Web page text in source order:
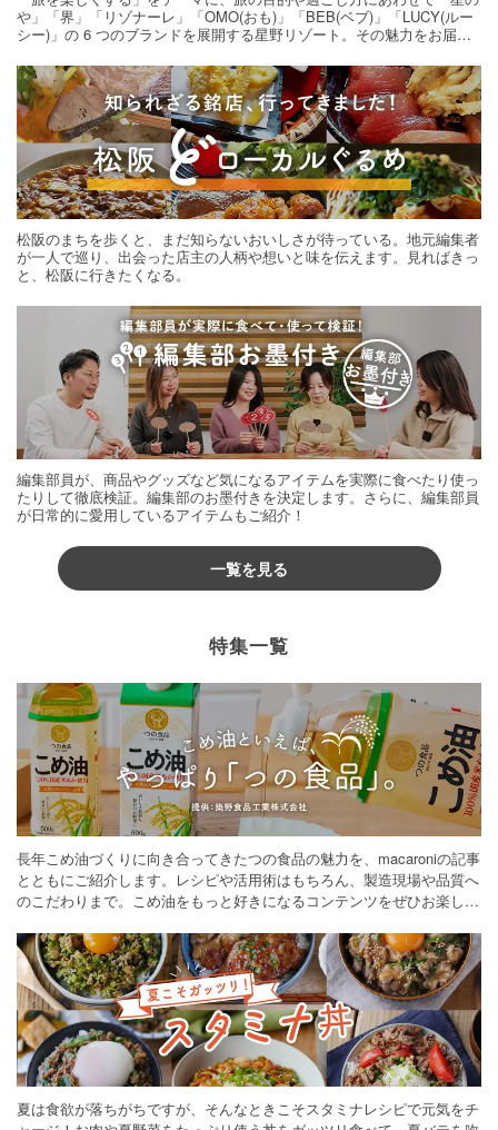
や」「界」「リゾナーレ」「OMO(おも)」「BEB(ベブ)」「LUCY(ルー
シー)」の 6 つのブランドを展開する星野リゾート。その魅力をお届け
松阪のまちを歩くと、まだ知らないおいしさが待っている。地元編集者
が一人で巡り、出会った店主の人柄や想いと味を伝えます。見ればきっ
と、松阪に行きたくなる。
編集部員が、商品やグッズなど気になるアイテムを実際に食べたり使っ
たりして徹底検証。編集部のお墨付きを決定します。さらに、編集部員
が日常的に愛用しているアイテムもご紹介！
一覧を見る
特集一覧
長年こめ油づくりに向き合ってきたつの食品の魅力を、macaroniの記事
とともにご紹介します。レシピや活用術はもちろん、製造現場や品質へ
のこだわりまで。こめ油をもっと好きになるコンテンツをぜひお楽しみ
夏は食欲が落ちがちですが、そんなときこそスタミナレシピで元気をチ